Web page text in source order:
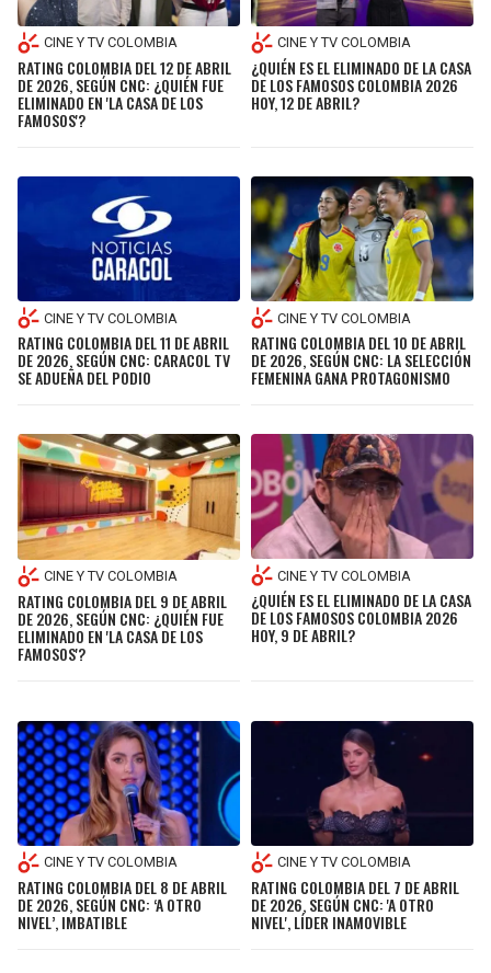
CINE Y TV COLOMBIA
RATING COLOMBIA DEL 12 DE ABRIL
DE 2026, SEGÚN CNC: ¿QUIÉN FUE
ELIMINADO EN 'LA CASA DE LOS
FAMOSOS'?
CINE Y TV COLOMBIA
¿QUIÉN ES EL ELIMINADO DE LA CASA
DE LOS FAMOSOS COLOMBIA 2026
HOY, 12 DE ABRIL?
CINE Y TV COLOMBIA
RATING COLOMBIA DEL 11 DE ABRIL
DE 2026, SEGÚN CNC: CARACOL TV
SE ADUEÑA DEL PODIO
CINE Y TV COLOMBIA
RATING COLOMBIA DEL 10 DE ABRIL
DE 2026, SEGÚN CNC: LA SELECCIÓN
FEMENINA GANA PROTAGONISMO
CINE Y TV COLOMBIA
RATING COLOMBIA DEL 9 DE ABRIL
DE 2026, SEGÚN CNC: ¿QUIÉN FUE
ELIMINADO EN 'LA CASA DE LOS
FAMOSOS'?
CINE Y TV COLOMBIA
¿QUIÉN ES EL ELIMINADO DE LA CASA
DE LOS FAMOSOS COLOMBIA 2026
HOY, 9 DE ABRIL?
CINE Y TV COLOMBIA
RATING COLOMBIA DEL 8 DE ABRIL
DE 2026, SEGÚN CNC: ‘A OTRO
NIVEL’, IMBATIBLE
CINE Y TV COLOMBIA
RATING COLOMBIA DEL 7 DE ABRIL
DE 2026, SEGÚN CNC: 'A OTRO
NIVEL', LÍDER INAMOVIBLE